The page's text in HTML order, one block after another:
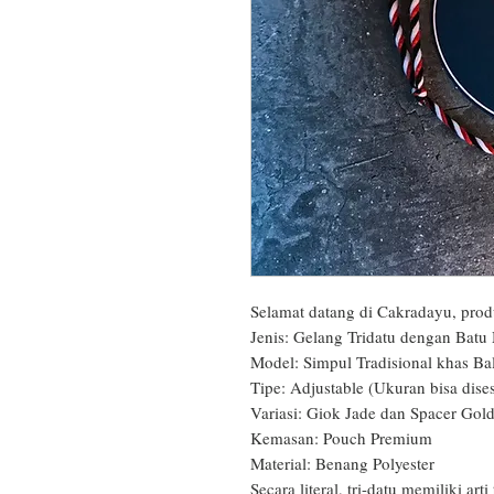
Selamat datang di Cakradayu,
Jenis: Gelang Tridatu dengan
Model: Simpul Tradisional khas
Tipe: Adjustable (Ukuran bisa
Variasi: Giok Jade dan Spacer
Kemasan: Pouch Premium
Material: Benang Polyester
Secara literal, tri-datu memiliki arti